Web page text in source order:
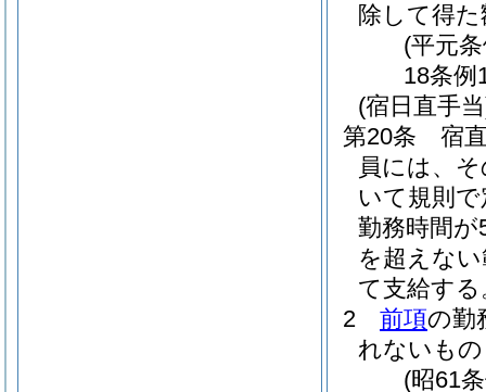
除して得
(平元
18条例
(宿日直手
第20条
宿
員には、
いて規則
勤務時間が
を超えな
て支給する
2
前項の勤
れないも
(昭61